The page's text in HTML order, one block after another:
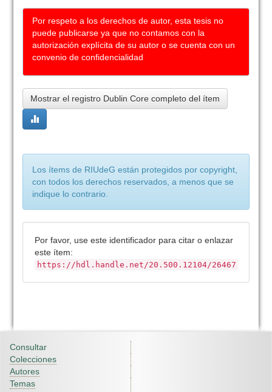
Por respeto a los derechos de autor, esta tesis no
puede publicarse ya que no contamos con la
autorización explícita de su autor o se cuenta con un
convenio de confidencialidad
Mostrar el registro Dublin Core completo del ítem
Los ítems de RIUdeG están protegidos por copyright,
con todos los derechos reservados, a menos que se
indique lo contrario.
Por favor, use este identificador para citar o enlazar
este ítem:
https://hdl.handle.net/20.500.12104/26467
Consultar
Colecciones
Autores
Temas